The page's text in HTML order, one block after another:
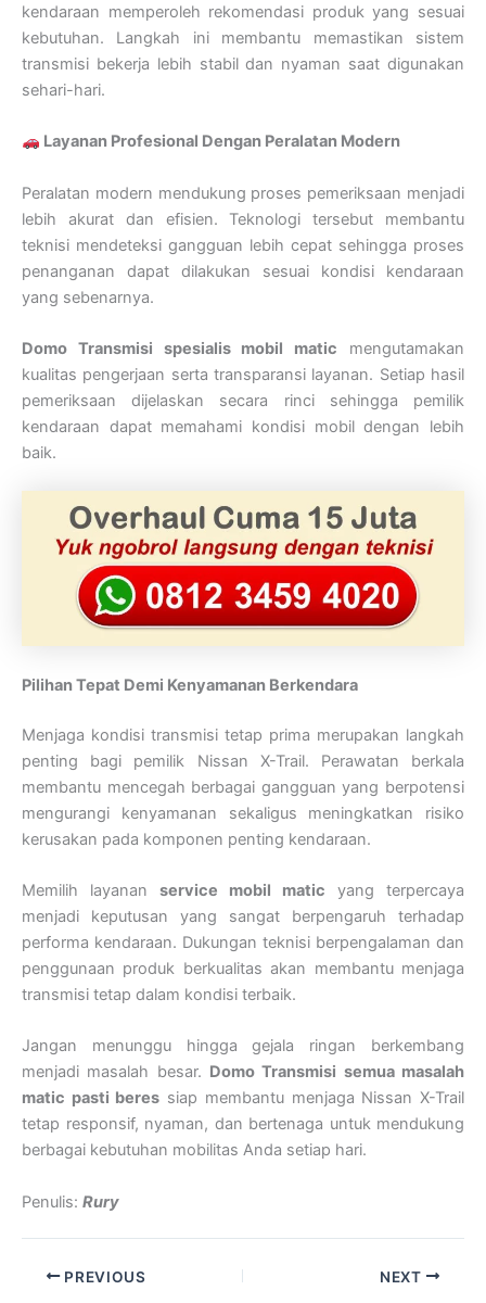
kendaraan memperoleh rekomendasi produk yang sesuai
kebutuhan. Langkah ini membantu memastikan sistem
transmisi bekerja lebih stabil dan nyaman saat digunakan
sehari-hari.
Layanan Profesional Dengan Peralatan Modern
Peralatan modern mendukung proses pemeriksaan menjadi
lebih akurat dan efisien. Teknologi tersebut membantu
teknisi mendeteksi gangguan lebih cepat sehingga proses
penanganan dapat dilakukan sesuai kondisi kendaraan
yang sebenarnya.
Domo Transmisi spesialis mobil matic mengutamakan
kualitas pengerjaan serta transparansi layanan. Setiap hasil
pemeriksaan dijelaskan secara rinci sehingga pemilik
kendaraan dapat memahami kondisi mobil dengan lebih
baik.
Pilihan Tepat Demi Kenyamanan Berkendara
Menjaga kondisi transmisi tetap prima merupakan langkah
penting bagi pemilik Nissan X-Trail. Perawatan berkala
membantu mencegah berbagai gangguan yang berpotensi
mengurangi kenyamanan sekaligus meningkatkan risiko
kerusakan pada komponen penting kendaraan.
Memilih layanan service mobil matic yang terpercaya
menjadi keputusan yang sangat berpengaruh terhadap
performa kendaraan. Dukungan teknisi berpengalaman dan
penggunaan produk berkualitas akan membantu menjaga
transmisi tetap dalam kondisi terbaik.
Jangan menunggu hingga gejala ringan berkembang
menjadi masalah besar. Domo Transmisi semua masalah
matic pasti beres siap membantu menjaga Nissan X-Trail
tetap responsif, nyaman, dan bertenaga untuk mendukung
berbagai kebutuhan mobilitas Anda setiap hari.
Penulis: Rury
PREVIOUS NEXT